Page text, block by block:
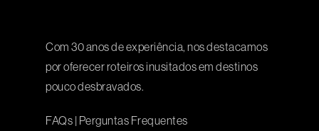
Com 30 anos de experiência, nos destacamos
por oferecer roteiros inusitados em destinos
pouco desbravados.
FAQs | Perguntas Frequentes